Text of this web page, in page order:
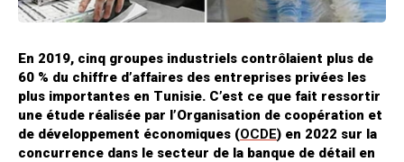
En 2019, cinq groupes industriels contrôlaient plus de
60 % du chiffre d’affaires des entreprises privées les
plus importantes en Tunisie. C’est ce que fait ressortir
une étude réalisée par l’Organisation de coopération et
de développement économiques (OCDE) en 2022 sur la
concurrence dans le secteur de la banque de détail en